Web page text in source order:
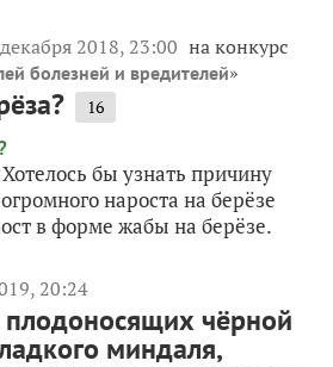
2018, 23:00 на конкурс
болезней и вредителей»
16
бы узнать причину
нароста на берёзе
в форме жабы на берёзе.
20:24
чёрной
миндаля,